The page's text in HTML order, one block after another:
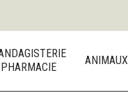
PHARMACIE
ANIMAUX